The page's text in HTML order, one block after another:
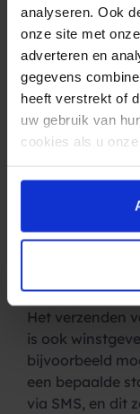
analyseren. Ook
onze site met
adverteren en
gegevens
heeft verstrekt of
uw gebruik van
cookies als u
SMS is niet
tijdens het
tentoonstelling
op een
bezoekers per
Speciale
aantrekkelijker
verbonden met
Het verzenden
is ook
bijvoorbeeld
een bepaalde
via SMS, en dit